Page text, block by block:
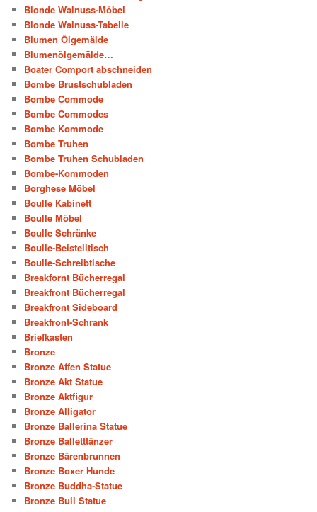
Blonde Walnuss-Möbel
Blonde Walnuss-Tabelle
Blumen Ölgemälde
Blumenölgemälde…
Boater Comport abschneiden
Bombe Brustschubladen
Bombe Commode
Bombe Commodes
Bombe Kommode
Bombe Truhen
Bombe Truhen Schubladen
Bombe-Kommoden
Borghese Möbel
Boulle Kabinett
Boulle Möbel
Boulle Schränke
Boulle-Beistelltisch
Boulle-Schreibtische
Breakfornt Bücherregal
Breakfront Bücherregal
Breakfront Sideboard
Breakfront-Schrank
Briefkasten
Bronze
Bronze Affen Statue
Bronze Akt Statue
Bronze Aktfigur
Bronze Alligator
Bronze Ballerina Statue
Bronze Balletttänzer
Bronze Bärenbrunnen
Bronze Boxer Hunde
Bronze Buddha-Statue
Bronze Bull Statue